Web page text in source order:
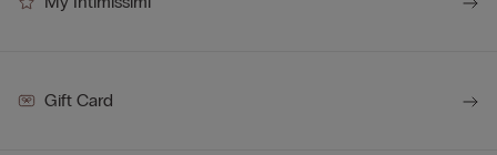
Gift Card